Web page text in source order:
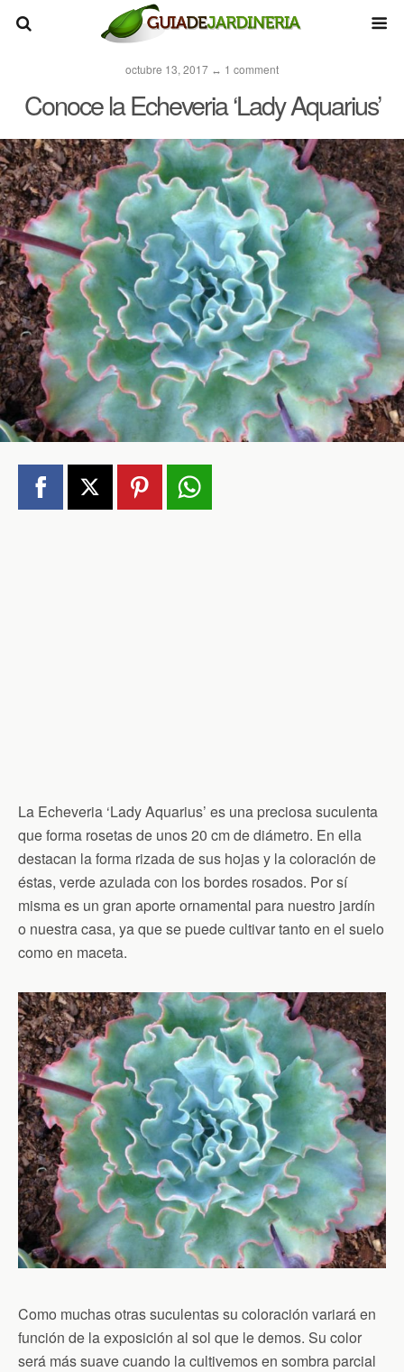
octubre 13, 2017 ↔ 1 comment
Conoce la Echeveria ‘Lady Aquarius’
La Echeveria ‘Lady Aquarius’ es una preciosa suculenta
que forma rosetas de unos 20 cm de diámetro. En ella
destacan la forma rizada de sus hojas y la coloración de
éstas, verde azulada con los bordes rosados. Por sí
misma es un gran aporte ornamental para nuestro jardín
o nuestra casa, ya que se puede cultivar tanto en el suelo
como en maceta.
Como muchas otras suculentas su coloración variará en
función de la exposición al sol que le demos. Su color
será más suave cuando la cultivemos en sombra parcial